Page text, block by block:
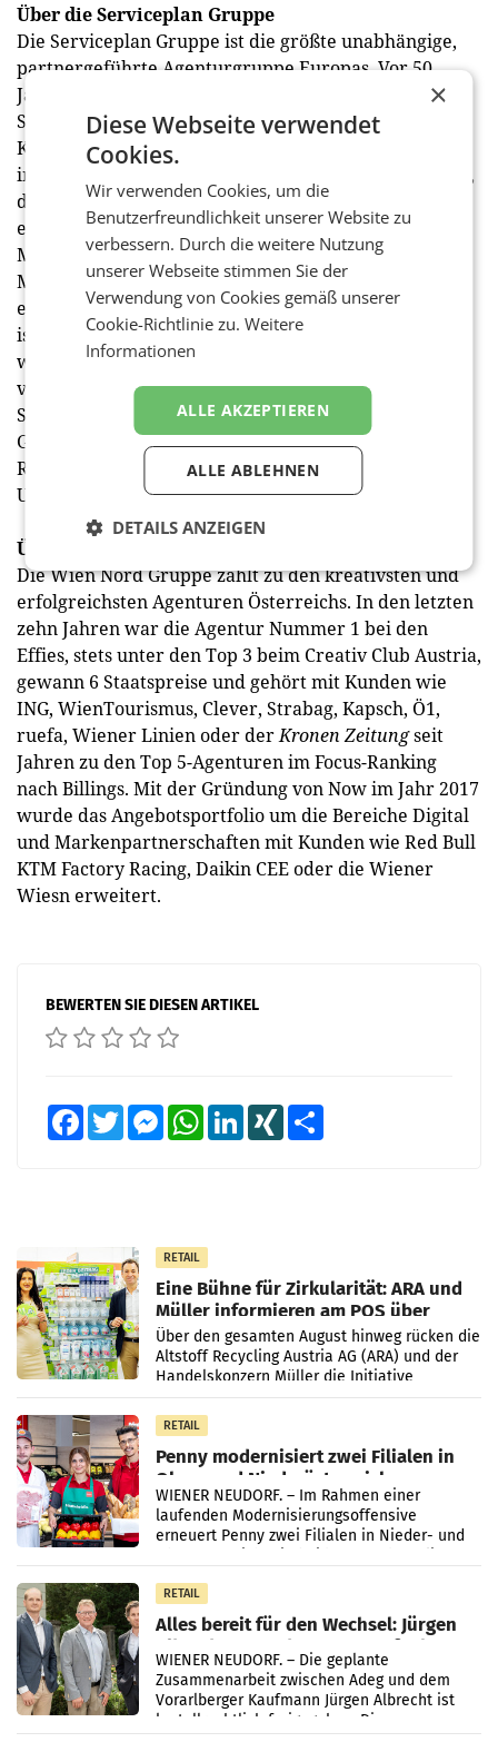
Über die Serviceplan Gruppe
Die Serviceplan Gruppe ist die größte unabhängige,
partnergeführte Agenturgruppe Europas. Vor 50
Jahren als Werbeagentur gegründet, entwickelte
Serviceplan rasch das Konzept vom „Haus der
Kommunikation“ – das bis heute einzige komplett
integriert aufgestellte Agenturmodell in Deutschland,
das alle modernen Kommunikationsdisziplinen unter
einem Dach vereint: Ob Markenstrategen, Kreative,
Media-, Digital- oder Technologie-Experten,
Marktforscher, PR-Berater oder Sales-Profis. Mit 24
eigenen Standorten sowie weiteren Partnerschaften
ist die Serviceplan Gruppe in insgesamt 35 Ländern
weltweit und allen wichtigen Wirtschaftsräumen
vertreten. Neben den drei größten Agenturmarken
Serviceplan, Mediaplus und Plan.Net zählen zur
Gruppe das Marktforschungsinstitut Facit, die
Realisierungsagentur Solutions und die strategische
Unternehmensberatung Consulting.
Über Wien Nord
Die Wien Nord Gruppe zählt zu den kreativsten und
erfolgreichsten Agenturen Österreichs. In den letzten
zehn Jahren war die Agentur Nummer 1 bei den
Effies, stets unter den Top 3 beim Creativ Club Austria,
gewann 6 Staatspreise und gehört mit Kunden wie
ING, WienTourismus, Clever, Strabag, Kapsch, Ö1,
ruefa, Wiener Linien oder derKronen Zeitungseit
Jahren zu den Top 5-Agenturen im Focus-Ranking
nach Billings. Mit der Gründung von Now im Jahr 2017
wurde das Angebotsportfolio um die Bereiche Digital
und Markenpartnerschaften mit Kunden wie Red Bull
KTM Factory Racing, Daikin CEE oder die Wiener
Wiesn erweitert.
BEWERTEN SIE DIESEN ARTIKEL
FacebookTwitter MessengerWhatsAppLinkedInXING
RETAIL
Eine Bühne für Zirkularität: ARA und
Müller informieren am POS über
Kreislauffähigkeit
Über den gesamten August hinweg rücken die
Altstoff Recycling Austria AG (ARA) und der
Handelskonzern Müller die Initiative
„Kreislauf-Helden“ in allen österreichischen
Müller-Filialen
RETAIL
Penny modernisiert zwei Filialen in
Ober- und Niederösterreich
WIENER NEUDORF. – Im Rahmen einer
laufenden Modernisierungsoffensive
erneuert Penny zwei Filialen in Nieder- und
RETAIL
Alles bereit für den Wechsel: Jürgen
Albrecht setzt ab 1.1.2027 auf Adeg
WIENER NEUDORF. – Die geplante
Zusammenarbeit zwischen Adeg und dem
Vorarlberger Kaufmann Jürgen Albrecht ist
kartellrechtlich freigegeben: Die
×
Diese Webseite verwendet
Cookies.
Wir verwenden Cookies, um die
Benutzerfreundlichkeit unserer Website zu
verbessern. Durch die weitere Nutzung
unserer Webseite stimmen Sie der
Verwendung von Cookies gemäß unserer
Cookie-Richtlinie zu.Weitere
Informationen
ALLE AKZEPTIEREN
ALLE ABLEHNEN
DETAILS ANZEIGEN